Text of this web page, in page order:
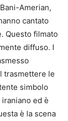
Amerian,
cantato
Questo filmato
diffuso. I
trasmettere le
simbolo
ed è
è la scena